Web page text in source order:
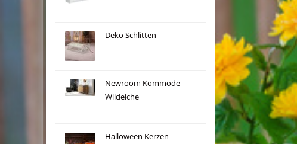
Deko Schlitten
Newroom Kommode
Wildeiche
Halloween Kerzen